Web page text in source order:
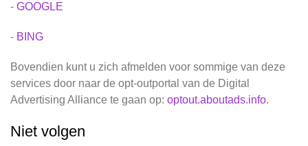
- GOOGLE
- BING
Bovendien kunt u zich afmelden voor sommige van deze
services door naar de opt-outportal van de Digital
Advertising Alliance te gaan op: optout.aboutads.info.
Niet volgen